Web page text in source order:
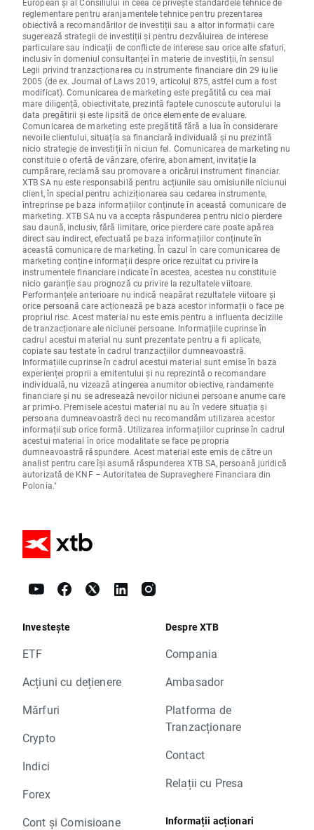
European și al Consiliului în ceea ce privește standardele tehnice de
reglementare pentru aranjamentele tehnice pentru prezentarea
obiectivă a recomandărilor de investiții sau a altor informații care
sugerează strategii de investiții și pentru dezvăluirea de interese
particulare sau indicații de conflicte de interese sau orice alte sfaturi,
inclusiv în domeniul consultanței în materie de investiții, în sensul
Legii privind tranzacționarea cu instrumente financiare din 29 iulie
2005 (de ex. Journal of Laws 2019, articolul 875, astfel cum a fost
modificat). Comunicarea de marketing este pregătită cu cea mai
mare diligență, obiectivitate, prezintă faptele cunoscute autorului la
data pregătirii și este lipsită de orice elemente de evaluare.
Comunicarea de marketing este pregătită fără a lua în considerare
nevoile clientului, situația sa financiară individuală și nu prezintă
nicio strategie de investiții în niciun fel. Comunicarea de marketing nu
constituie o ofertă de vânzare, oferire, abonament, invitație la
cumpărare, reclamă sau promovare a oricărui instrument financiar.
XTB SA nu este responsabilă pentru acțiunile sau omisiunile niciunui
client, în special pentru achiziționarea sau cedarea instrumente,
întreprinse pe baza informațiilor conținute în această comunicare de
marketing. XTB SA nu va accepta răspunderea pentru nicio pierdere
sau daună, inclusiv, fără limitare, orice pierdere care poate apărea
direct sau indirect, efectuată pe baza informațiilor conținute în
această comunicare de marketing. În cazul în care comunicarea de
marketing conține informații despre orice rezultat cu privire la
instrumentele financiare indicate în acestea, acestea nu constituie
nicio garanție sau prognoză cu privire la rezultatele viitoare.
Performanțele anterioare nu indică neapărat rezultatele viitoare și
orice persoană care acționează pe baza acestor informații o face pe
propriul risc. Acest material nu este emis pentru a influenta deciziile
de tranzacționare ale niciunei persoane. Informațiile cuprinse în
cadrul acestui material nu sunt prezentate pentru a fi aplicate,
copiate sau testate în cadrul tranzacțiilor dumneavoastră.
Informațiile cuprinse în cadrul acestui material sunt emise în baza
experienței proprii a emitentului și nu reprezintă o recomandare
individuală, nu vizează atingerea anumitor obiective, randamente
financiare și nu se adresează nevoilor niciunei persoane anume care
ar primi-o. Premisele acestui material nu au în vedere situația și
persoana dumneavoastră deci nu recomandăm utilizarea acestor
informații sub orice formă. Utilizarea informațiilor cuprinse în cadrul
acestui material în orice modalitate se face pe propria
dumneavoastră răspundere. Acest material este emis de către un
analist pentru care își asumă răspunderea XTB SA, persoană juridică
autorizată de KNF – Autoritatea de Supraveghere Financiara din
Polonia."
Investește
ETF
Acțiuni cu dețienere
Mărfuri
Crypto
Indici
Forex
Cont și Comisioane
Despre XTB
Compania
Ambasador
Platforma de
Tranzacționare
Contact
Relații cu Presa
Informații acționari